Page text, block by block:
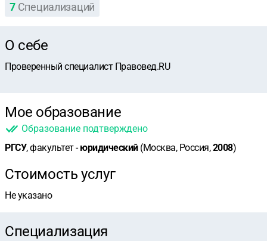
7 Специализаций
О себе
Проверенный специалист Правовед.RU
Мое образование
Образование подтверждено
РГСУ, факультет -юридический(Москва, Россия,2008)
Стоимость услуг
Не указано
Специализация